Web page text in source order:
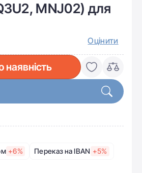
MNJ02) для
Оцінити
наявність
+6% Переказ на IBAN +5%